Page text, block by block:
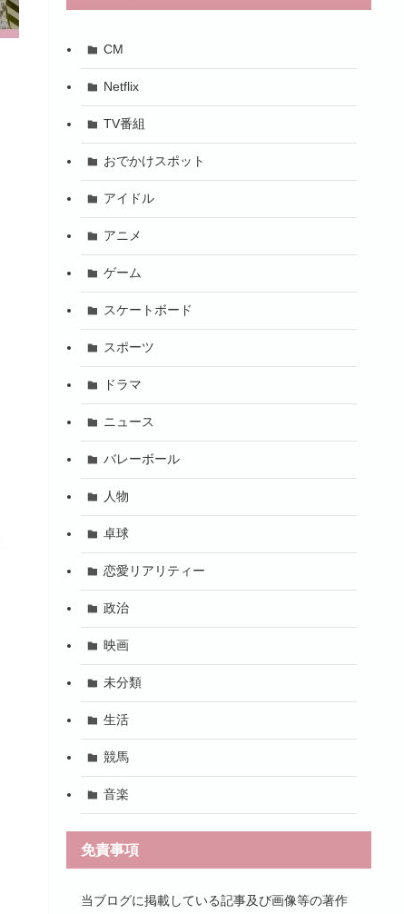
CM
Netflix
TV番組
おでかけスポット
アイドル
アニメ
ゲーム
スケートボード
スポーツ
ドラマ
ニュース
バレーボール
人物
卓球
恋愛リアリティー
政治
映画
未分類
生活
競馬
音楽
免責事項
当ブログに掲載している記事及び画像等の著作